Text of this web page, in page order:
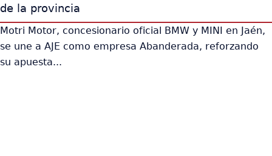
de la provincia
Motri Motor, concesionario oficial BMW y MINI en Jaén,
se une a AJE como empresa Abanderada, reforzando
su apuesta...